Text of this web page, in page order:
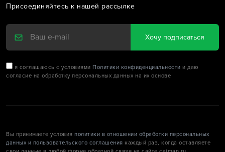
Присоединяйтесь к нашей рассылке
Хочу подписаться
я соглашаюсь с условиями Политики конфиденциальности и даю
согласие на обработку персональных данных на их основе
Вы принимаете условия политики в отношении обработки персональных
данных и пользовательского соглашения каждый раз, когда оставляете